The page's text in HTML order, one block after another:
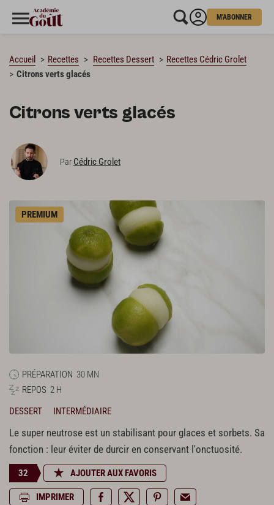
M'ABONNER
Accueil Recettes Recettes Dessert
Recettes Cédric Grolet
Citrons verts glacés
Citrons verts glacés
Par Cédric Grolet
PREMIUM
PRÉPARATION 30 MN
REPOS 2 H
DESSERT
INTERMÉDIAIRE
Le super neutrose est un stabilisant pour glaces et sorbets. Sa
fonction : leur éviter de durcir en conservant l'onctuosité.
32 AJOUTER AUX FAVORIS
IMPRIMER
CHARGEMENT…